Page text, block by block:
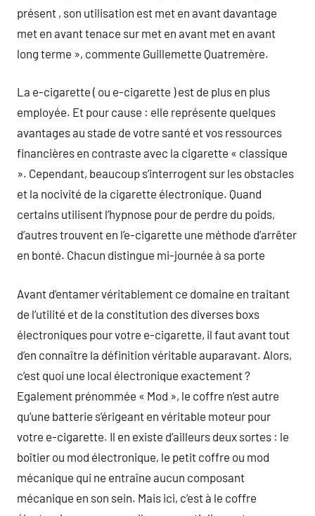
présent , son utilisation est met en avant davantage
met en avant tenace sur met en avant met en avant
long terme », commente Guillemette Quatremère.
La e-cigarette ( ou e-cigarette ) est de plus en plus
employée. Et pour cause : elle représente quelques
avantages au stade de votre santé et vos ressources
financières en contraste avec la cigarette « classique
». Cependant, beaucoup s’interrogent sur les obstacles
et la nocivité de la cigarette électronique. Quand
certains utilisent l’hypnose pour de perdre du poids,
d’autres trouvent en l’e-cigarette une méthode d’arrêter
en bonté. Chacun distingue mi-journée à sa porte
Avant d’entamer véritablement ce domaine en traitant
de l’utilité et de la constitution des diverses boxs
électroniques pour votre e-cigarette, il faut avant tout
d’en connaître la définition véritable auparavant. Alors,
c’est quoi une local électronique exactement ?
Egalement prénommée « Mod », le coffre n’est autre
qu’une batterie s’érigeant en véritable moteur pour
votre e-cigarette. Il en existe d’ailleurs deux sortes : le
boîtier ou mod électronique, le petit coffre ou mod
mécanique qui ne entraîne aucun composant
mécanique en son sein. Mais ici, c’est à le coffre